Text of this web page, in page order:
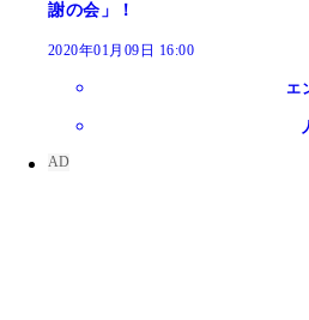
謝の会」！
2020年01月09日 16:00
エ